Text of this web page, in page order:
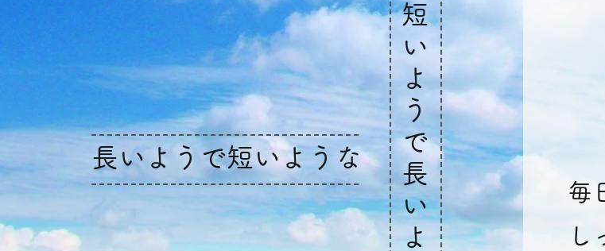
毎
し
長いようで短いような
短
い
よ
う
で
長
い
よ